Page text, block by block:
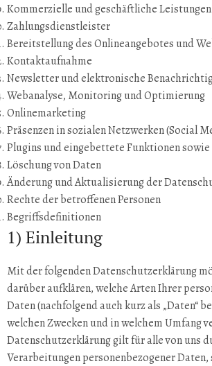
Kommerzielle und geschäftliche Leistungen
Zahlungsdienstleister
Bereitstellung des Onlineangebotes und
Kontaktaufnahme
Newsletter und elektronische
Webanalyse, Monitoring und Optimierung
Onlinemarketing
Präsenzen in sozialen Netzwerken (Social
Plugins und eingebettete Funktionen
Löschung von Daten
Änderung und Aktualisierung der
Rechte der betroffenen Personen
Begriffsdefinitionen
1) Einleitung
Mit der folgenden Datenschutzerklärung
darüber aufklären, welche Arten Ihrer
Daten (nachfolgend auch kurz als „Daten“
welchen Zwecken und in welchem Umfang
Datenschutzerklärung gilt für alle von uns
Verarbeitungen personenbezogener